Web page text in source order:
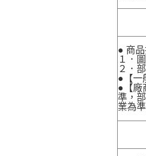
● 商
１．
２．
●【一
●【廠
準，
業為